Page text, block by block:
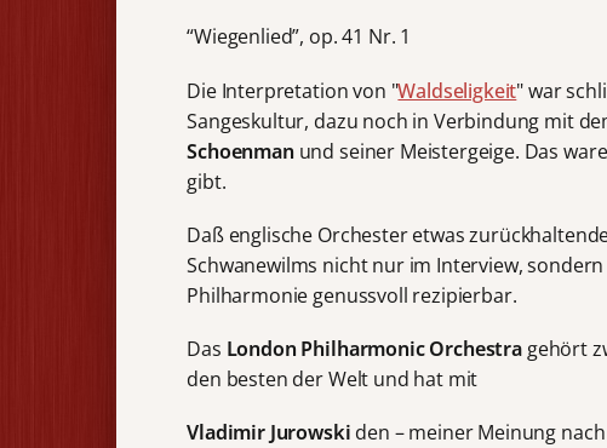
“Wiegenlied”, op. 41 Nr. 1
Die Interpretation von "Waldseligkeit" war
Sangeskultur, dazu noch in Verbindung mit
Schoenman und seiner Meistergeige. Das
gibt.
Daß englische Orchester etwas
Schwanewilms nicht nur im Interview,
Philharmonie genussvoll rezipierbar.
Das London Philharmonic Orchestragehört
den besten der Welt und hat mit
Vladimir Jurowski den – meiner Meinung